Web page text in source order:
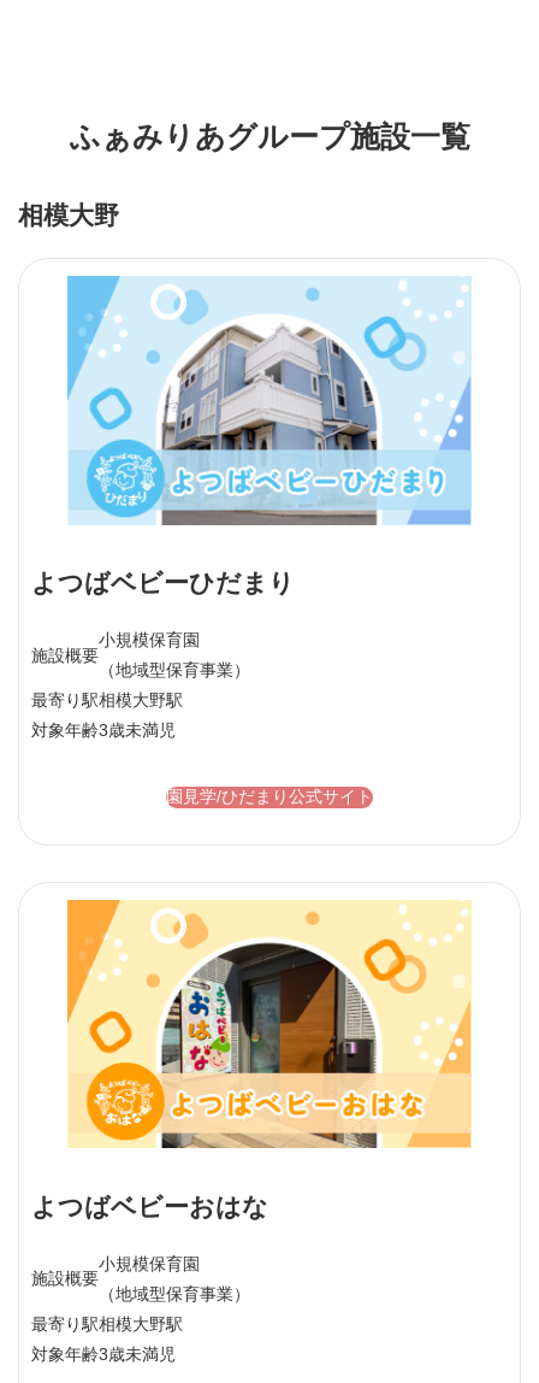
ふぁみりあグループ施設一覧
相模大野
よつばベビーひだまり
施設概要
小規模保育園
（地域型保育事業）
最寄り駅相模大野駅
対象年齢3歳未満児
園見学/ひだまり公式サイト
よつばベビーおはな
施設概要
小規模保育園
（地域型保育事業）
最寄り駅相模大野駅
対象年齢3歳未満児